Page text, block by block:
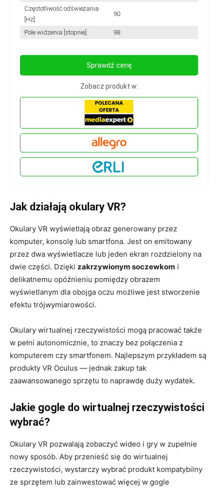
Częstotliwość odświeżania
[Hz]:
90
Pole widzenia [stopnie]: 98
Sprawdź cenę
Zobacz produkt w:
Jak działają okulary VR?
Okulary VR wyświetlają obraz generowany przez
komputer, konsolę lub smartfona. Jest on emitowany
przez dwa wyświetlacze lub jeden ekran rozdzielony na
dwie części. Dzięki zakrzywionym soczewkom i
delikatnemu opóźnieniu pomiędzy obrazem
wyświetlanym dla obojga oczu możliwe jest stworzenie
efektu trójwymiarowości.
Okulary wirtualnej rzeczywistości mogą pracować także
w pełni autonomicznie, to znaczy bez połączenia z
komputerem czy smartfonem. Najlepszym przykładem są
produkty VR Oculus — jednak zakup tak
zaawansowanego sprzętu to naprawdę duży wydatek.
Jakie gogle do wirtualnej rzeczywistości
wybrać?
Okulary VR pozwalają zobaczyć wideo i gry w zupełnie
nowy sposób. Aby przenieść się do wirtualnej
rzeczywistości, wystarczy wybrać produkt kompatybilny
ze sprzętem lub zainwestować więcej w gogle